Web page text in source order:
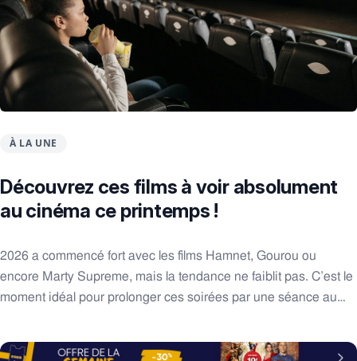
À LA UNE
Découvrez ces films à voir absolument
au cinéma ce printemps !
2026 a commencé fort avec les films Hamnet, Gourou ou
encore Marty Supreme, mais la tendance ne faiblit pas. C’est le
moment idéal pour prolonger ces soirées par une séance au